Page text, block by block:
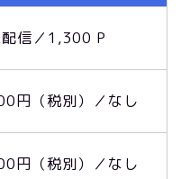
信／1,300 P
円（税別）／なし
円（税別）／なし